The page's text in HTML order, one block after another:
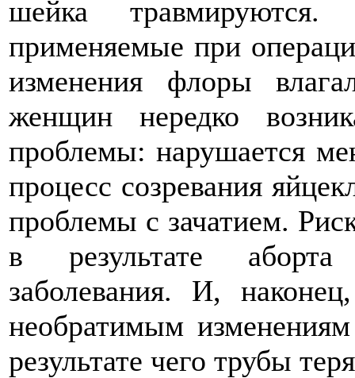
шейка
применяемые при
изменения флоры
женщин нередко
проблемы: нарушается
процесс созревания
проблемы с зачатием.
в результате аборта
заболевания. И,
необратимым
результате чего трубы